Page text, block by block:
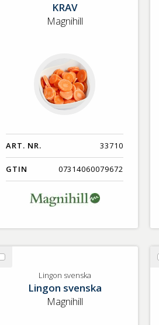
KRAV
Magnihill
ART. NR. 33710
GTIN 07314060079672
Välj
svenska
Lingon svenska
Lingon svenska
Magnihill